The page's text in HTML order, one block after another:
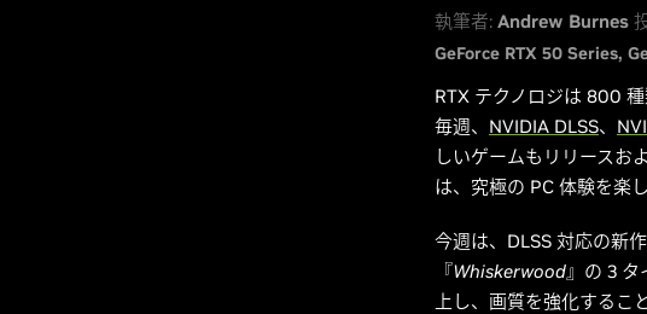
執筆者: Andrew Burnes
GeForce RTX 50 Series
RTX テクノロジは 800
毎週、 NVIDIA DLSS、
しいゲームもリリースお
は、究極の PC 体験を楽
今週は、DLSS 対応の新
『Whiskerwood』の 3 タ
上し、画質を強化するこ